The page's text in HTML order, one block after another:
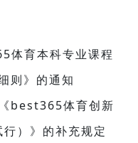
体育本科专业课程
则》的通知
best365体育创新
）》的补充规定